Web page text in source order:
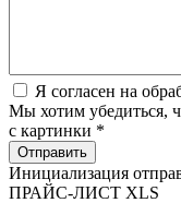
Я согласен на
Мы хотим убедиться,
с картинки *
Отправить
Инициализация
ПРАЙС-ЛИСТ XLS